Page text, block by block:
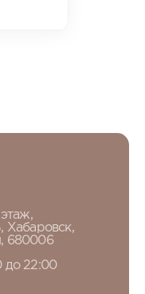
Хабаровск,
680006
до 22:00